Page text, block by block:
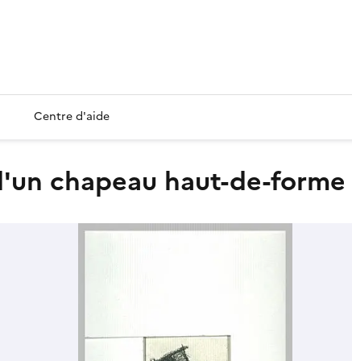
Centre d'aide
chapeau haut-de-forme